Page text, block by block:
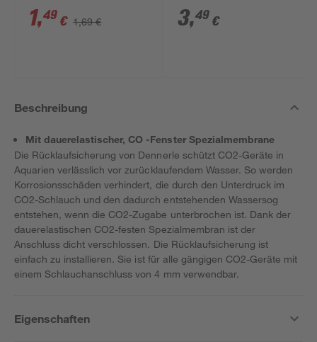
1,49 € 1,69 € 3,49 €
Beschreibung
Mit dauerelastischer, CO -Fenster Spezialmembrane
Die Rücklaufsicherung von Dennerle schützt CO2-Geräte in
Aquarien verlässlich vor zurücklaufendem Wasser. So werden
Korrosionsschäden verhindert, die durch den Unterdruck im
CO2-Schlauch und den dadurch entstehenden Wassersog
entstehen, wenn die CO2-Zugabe unterbrochen ist. Dank der
dauerelastischen CO2-festen Spezialmembran ist der
Anschluss dicht verschlossen. Die Rücklaufsicherung ist
einfach zu installieren. Sie ist für alle gängigen CO2-Geräte mit
einem Schlauchanschluss von 4 mm verwendbar.
Eigenschaften